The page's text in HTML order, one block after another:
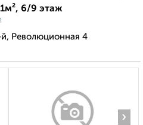
6/9 этаж
Революционная 4
›